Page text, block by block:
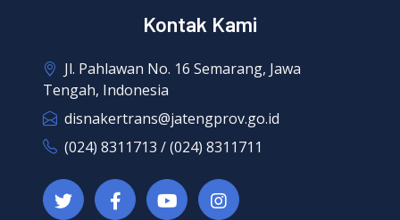
Kontak Kami
Jl. Pahlawan No. 16 Semarang, Jawa
Tengah, Indonesia
disnakertrans@jatengprov.go.id
(024) 8311713 / (024) 8311711